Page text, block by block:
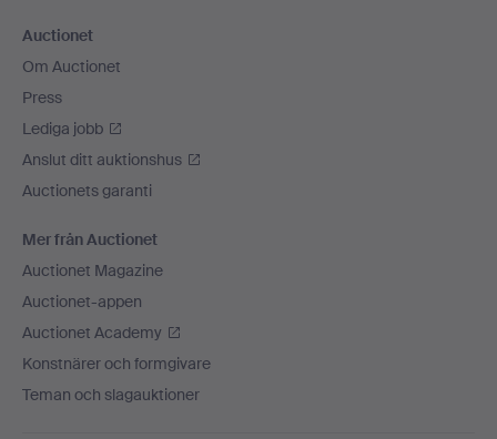
Auctionet
Om Auctionet
Press
Lediga jobb
Anslut ditt auktionshus
Auctionets garanti
Mer från Auctionet
Auctionet Magazine
Auctionet-appen
Auctionet Academy
Konstnärer och formgivare
Teman och slagauktioner